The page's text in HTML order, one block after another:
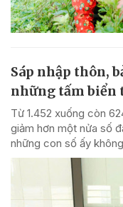
Sáp nhập thôn,
những tấm biển
Từ 1.452 xuống còn
giảm hơn một nửa số
những con số ấy